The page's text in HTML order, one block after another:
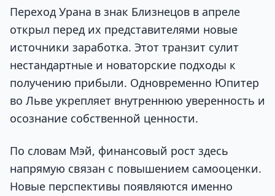
Переход Урана в знак Близнецов в апреле
открыл перед их представителями новые
источники заработка. Этот транзит сулит
нестандартные и новаторские подходы к
получению прибыли. Одновременно Юпитер
во Льве укрепляет внутреннюю уверенность и
осознание собственной ценности.
По словам Мэй, финансовый рост здесь
напрямую связан с повышением самооценки.
Новые перспективы появляются именно